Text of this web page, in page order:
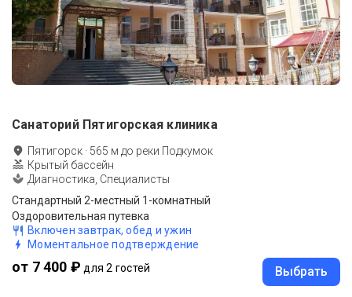
Санаторий Пятигорская клиника
Пятигорск · 565 м до реки Подкумок
Крытый бассейн
Диагностика, Специалисты
Стандартный 2-местный 1-комнатный
Оздоровительная путевка
Включен завтрак, обед и ужин
Моментальное подтверждение
от 7 400 ₽ для 2 гостей Выбрать